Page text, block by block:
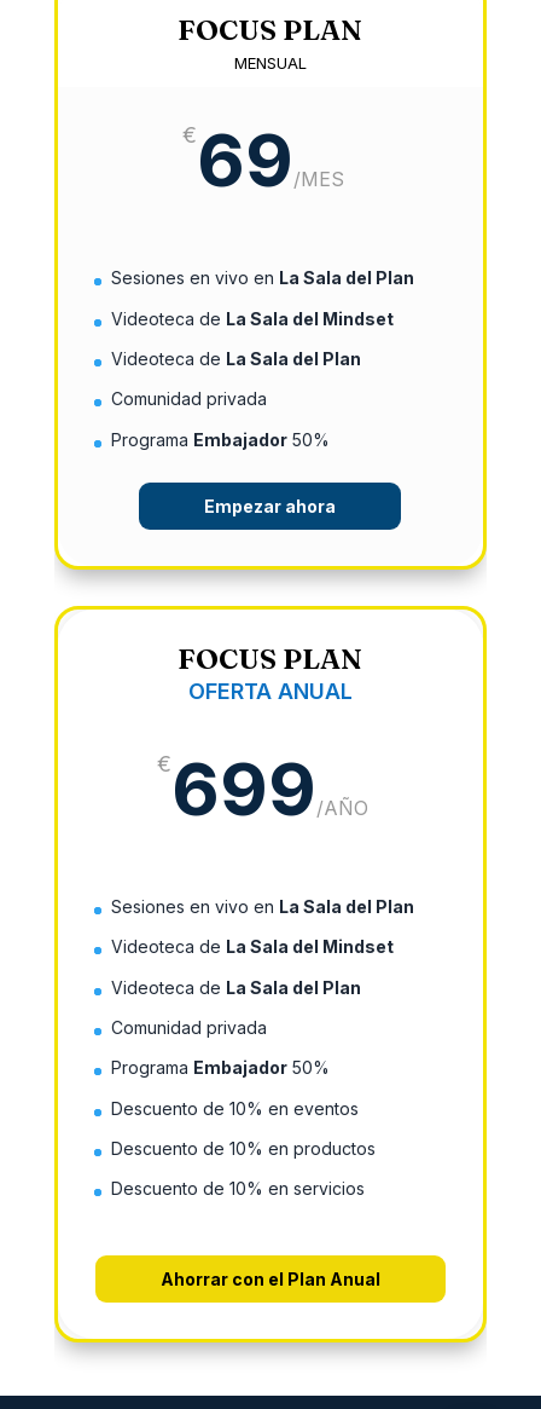
FOCUS PLAN
MENSUAL
€69 /MES
Sesiones en vivo en La Sala del Plan
Videoteca de La Sala del Mindset
Videoteca de La Sala del Plan
Comunidad privada
Programa Embajador50%
Empezar ahora
FOCUS PLAN
OFERTA ANUAL
€699 /AÑO
Sesiones en vivo en La Sala del Plan
Videoteca de La Sala del Mindset
Videoteca de La Sala del Plan
Comunidad privada
Programa Embajador50%
Descuento de 10% en eventos
Descuento de 10% en productos
Descuento de 10% en servicios
Ahorrar con el Plan Anual